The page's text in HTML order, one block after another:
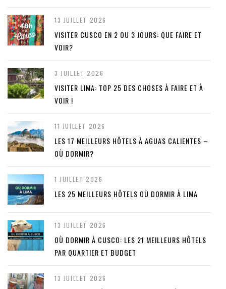
13 JUILLET 2026
VISITER CUSCO EN 2 OU 3 JOURS: QUE FAIRE ET
VOIR?
3 JUILLET 2026
VISITER LIMA: TOP 25 DES CHOSES À FAIRE ET À
VOIR !
11 JUILLET 2026
LES 17 MEILLEURS HÔTELS À AGUAS CALIENTES –
OÙ DORMIR?
1 JUILLET 2026
LES 25 MEILLEURS HÔTELS OÙ DORMIR À LIMA
13 JUILLET 2026
OÙ DORMIR À CUSCO: LES 21 MEILLEURS HÔTELS
PAR QUARTIER ET BUDGET
13 JUILLET 2026